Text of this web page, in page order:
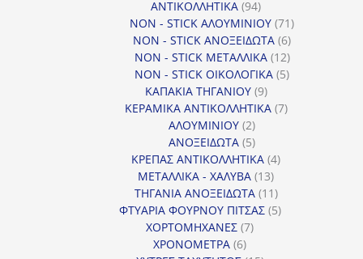
προϊόντα
ΑΝΤΙΚΟΛΛΗΤΙΚΑ 9494
προϊόντα
NON - STICK ΑΛΟΥΜΙΝΙΟΥ 7171
προϊόντα
NON - STICK ΑΝΟΞΕΙΔΩΤΑ 66
προϊόντα
NON - STICK ΜΕΤΑΛΛΙΚΑ 1212
προϊόντα
NON - STICK ΟΙΚΟΛΟΓΙΚΑ 55
ΚΑΠΑΚΙΑ ΤΗΓΑΝΙΟΥ 99
προϊόντα
ΚΕΡΑΜΙΚΑ ΑΝΤΙΚΟΛΛΗΤΙΚΑ 77
ΑΛΟΥΜΙΝΙΟΥ 22
προϊόντα
ΑΝΟΞΕΙΔΩΤΑ 55
προϊόντα
ΚΡΕΠΑΣ ΑΝΤΙΚΟΛΛΗΤΙΚΑ 44
ΜΕΤΑΛΛΙΚΑ - ΧΑΛΥΒΑ 1313
προϊόντα
ΤΗΓΑΝΙΑ ΑΝΟΞΕΙΔΩΤΑ 1111
προϊόντα
ΦΤΥΑΡΙΑ ΦΟΥΡΝΟΥ ΠΙΤΣΑΣ 55
ΧΟΡΤΟΜΗΧΑΝΕΣ 77
ΧΡΟΝΟΜΕΤΡΑ 66